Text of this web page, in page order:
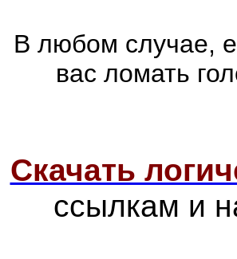
В любом случае,
вас ломать
Скачать
ссылкам и